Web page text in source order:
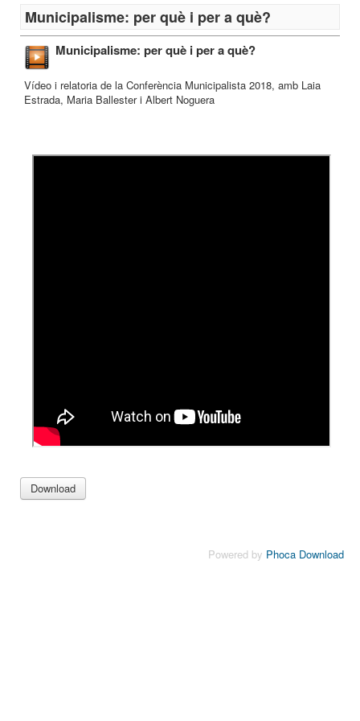
Municipalisme: per què i per a què?
Municipalisme: per què i per a què?
Vídeo i relatoria de la Conferència Municipalista 2018, amb Laia
Estrada, Maria Ballester i Albert Noguera
Powered by Phoca Download